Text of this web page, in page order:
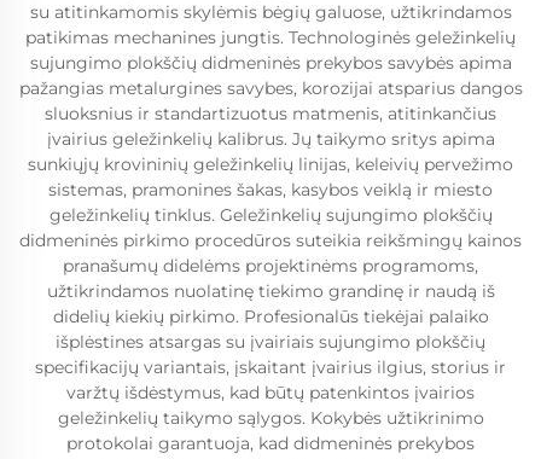
su atitinkamomis skylėmis bėgių galuose, užtikrindamos
patikimas mechanines jungtis. Technologinės geležinkelių
sujungimo plokščių didmeninės prekybos savybės apima
pažangias metalurgines savybes, korozijai atsparius dangos
sluoksnius ir standartizuotus matmenis, atitinkančius
įvairius geležinkelių kalibrus. Jų taikymo sritys apima
sunkiųjų krovininių geležinkelių linijas, keleivių pervežimo
sistemas, pramonines šakas, kasybos veiklą ir miesto
geležinkelių tinklus. Geležinkelių sujungimo plokščių
didmeninės pirkimo procedūros suteikia reikšmingų kainos
pranašumų didelėms projektinėms programoms,
užtikrindamos nuolatinę tiekimo grandinę ir naudą iš
didelių kiekių pirkimo. Profesionalūs tiekėjai palaiko
išplėstines atsargas su įvairiais sujungimo plokščių
specifikacijų variantais, įskaitant įvairius ilgius, storius ir
varžtų išdėstymus, kad būtų patenkintos įvairios
geležinkelių taikymo sąlygos. Kokybės užtikrinimo
protokolai garantuoja, kad didmeninės prekybos